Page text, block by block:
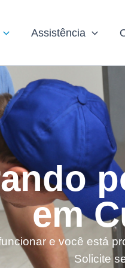
Assistência
em
e você está
Solicite